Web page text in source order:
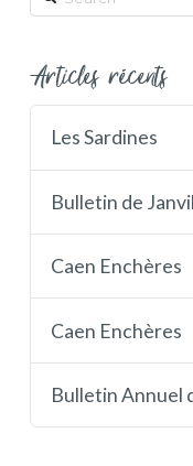
Articles récents
Les Sardines
Bulletin de
Caen Enchères
Caen Enchères
Bulletin Annuel